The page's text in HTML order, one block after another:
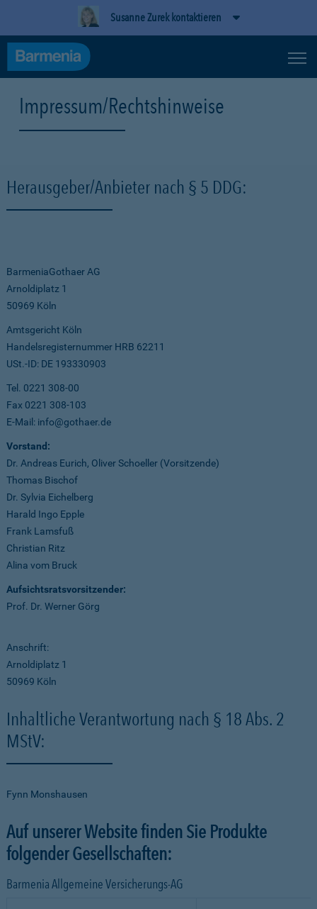
Susanne Zurek kontaktieren
Impressum/Rechtshinweise
Herausgeber/Anbieter nach § 5 DDG:
BarmeniaGothaer AG
Arnoldiplatz 1
50969 Köln
Amtsgericht Köln
Handelsregisternummer HRB 62211
USt.-ID: DE 193330903
Tel. 0221 308-00
Fax 0221 308-103
E-Mail: info@gothaer.de
Vorstand:
Dr. Andreas Eurich, Oliver Schoeller (Vorsitzende)
Thomas Bischof
Dr. Sylvia Eichelberg
Harald Ingo Epple
Frank Lamsfuß
Christian Ritz
Alina vom Bruck
Aufsichtsratsvorsitzender:
Prof. Dr. Werner Görg
Anschrift:
Arnoldiplatz 1
50969 Köln
Inhaltliche Verantwortung nach § 18 Abs. 2
MStV:
Fynn Monshausen
Auf unserer Website finden Sie Produkte
folgender Gesellschaften:
Barmenia Allgemeine Versicherungs-AG